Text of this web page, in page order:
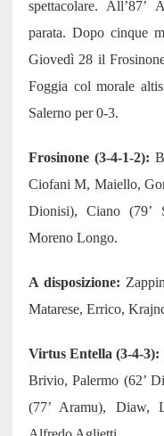
spettacolare.
parata. Dopo cinque
Giovedì 28 il
Foggia col morale
Salerno per 0-3.
Frosinone (3-4-1-2):
Ciofani M, Maiello,
Dionisi), Ciano (79’
Moreno Longo.
A disposizione:
Matarese, Errico,
Virtus Entella (3-4-3):
Brivio, Palermo (62’
(77’ Aramu), Diaw,